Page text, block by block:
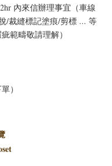
內來信辦理事宜（車線
/裁縫標記塗痕/剪標 ... 等
範疇敬請理解）
）